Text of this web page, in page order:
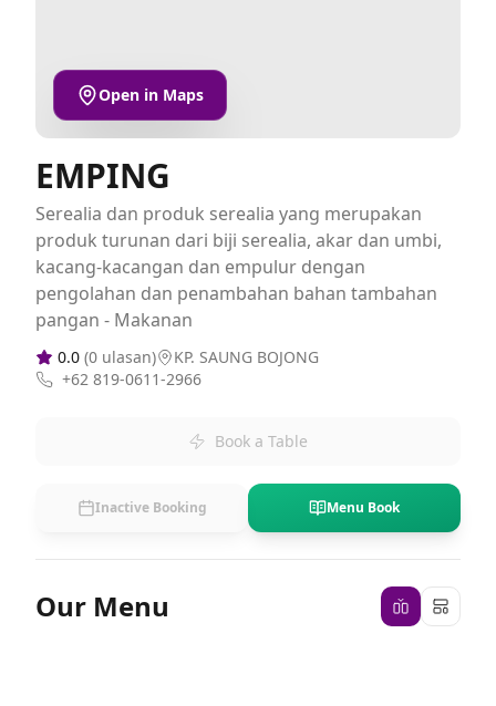
Open in Maps
EMPING
Serealia dan produk serealia yang merupakan
produk turunan dari biji serealia, akar dan umbi,
kacang-kacangan dan empulur dengan
pengolahan dan penambahan bahan tambahan
pangan - Makanan
0.0 (0 ulasan)
KP. SAUNG BOJONG
+62 819-0611-2966
Book a Table
Inactive Booking Menu Book
Our Menu